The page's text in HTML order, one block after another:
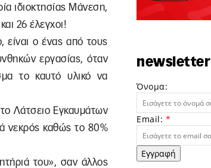
ιδιοκτησίας Μάνεση,
26 έλεγχοι!
είναι ο ένας από τους
εργασίας, όταν
το καυτό υλικό να
Λάτσειο Εγκαυμάτων
νεκρός καθώς το 80%
του», σαν άλλος
newsletter
Όνομα:
Email: *
Εγγραφή